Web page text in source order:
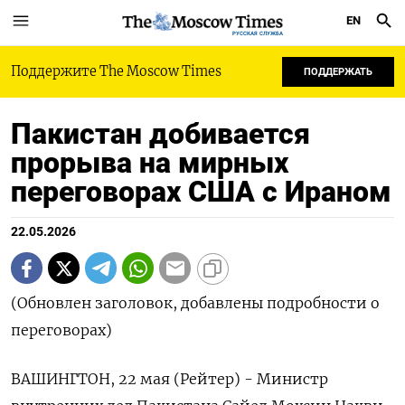
РУССКАЯ СЛУЖБА
EN
Поддержите The Moscow Times ПОДДЕРЖАТЬ
Пакистан добивается
прорыва на мирных
переговорах США с Ираном
22.05.2026
(Обновлен заголовок, добавлены подробности о
переговорах)
ВАШИНГТОН, 22 мая (Рейтер) - Министр